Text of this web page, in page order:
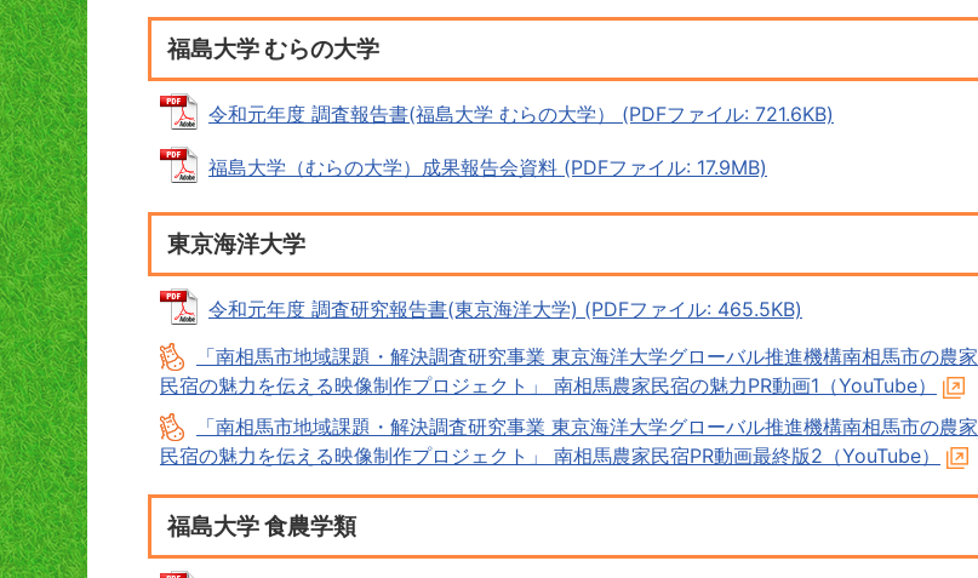
福島大学 むらの大学
令和元年度 調査報告書(福島大学 むらの大学） (PDFファイル: 721.6KB)
福島大学（むらの大学）成果報告会資料 (PDFファイル: 17.9MB)
東京海洋大学
令和元年度 調査研究報告書(東京海洋大学) (PDFファイル: 465.5KB)
「南相馬市地域課題・解決調査研究事業 東京海洋大学グローバル推進機構南相馬市の農家
民宿の魅力を伝える映像制作プロジェクト」 南相馬農家民宿の魅力PR動画1（YouTube）
「南相馬市地域課題・解決調査研究事業 東京海洋大学グローバル推進機構南相馬市の農家
民宿の魅力を伝える映像制作プロジェクト」 南相馬農家民宿PR動画最終版2（YouTube）
福島大学 食農学類